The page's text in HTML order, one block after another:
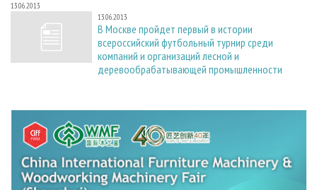
13.06.2013
13.06.2013
В Москве пройдет первый в истории
всероссийский футбольный турнир среди
компаний и организаций лесной и
деревообрабатывающей промышленности